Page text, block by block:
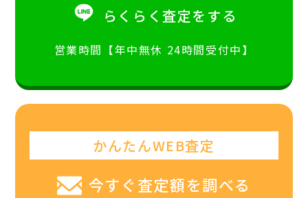
らくらく査定をする
営業時間【年中無休 24時間受付中】
かんたんWEB査定
今すぐ査定額を調べる